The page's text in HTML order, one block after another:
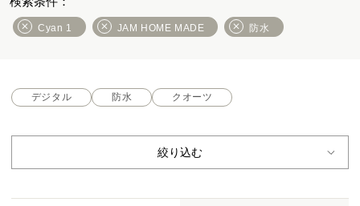
Cyan 1 JAM HOME MADE 防水
デジタル 防水 クオーツ
絞り込む